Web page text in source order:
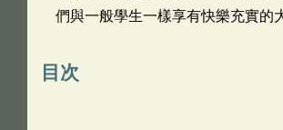
們與一般學生一樣享有快樂充實的
目次